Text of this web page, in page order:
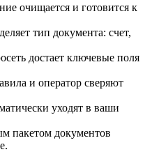
очищается и готовится к
тип документа: счет,
достает ключевые поля
и оператор сверяют
уходят в ваши
пакетом документов